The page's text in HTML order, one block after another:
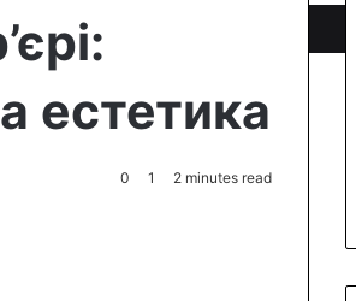
естетика
0 1 2 minutes read